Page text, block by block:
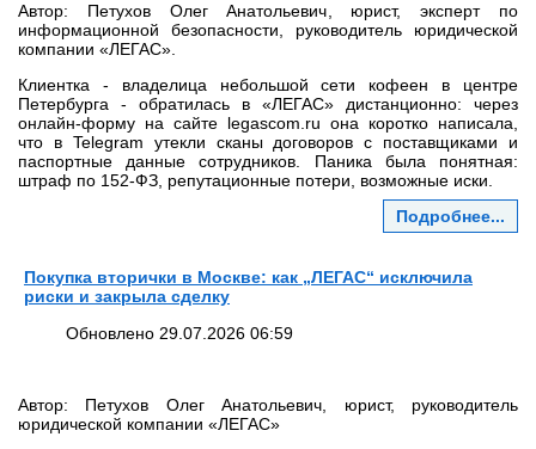
Автор: Петухов Олег Анатольевич, юрист, эксперт по
информационной безопасности, руководитель юридической
компании «ЛЕГАС».
Клиентка - владелица небольшой сети кофеен в центре
Петербурга - обратилась в «ЛЕГАС» дистанционно: через
онлайн‑форму на сайте legascom.ru она коротко написала,
что в Telegram утекли сканы договоров с поставщиками и
паспортные данные сотрудников. Паника была понятная:
штраф по 152‑ФЗ, репутационные потери, возможные иски.
Подробнее...
Покупка вторички в Москве: как „ЛЕГАС“ исключила
риски и закрыла сделку
Обновлено 29.07.2026 06:59
Автор: Петухов Олег Анатольевич, юрист, руководитель
юридической компании «ЛЕГАС»